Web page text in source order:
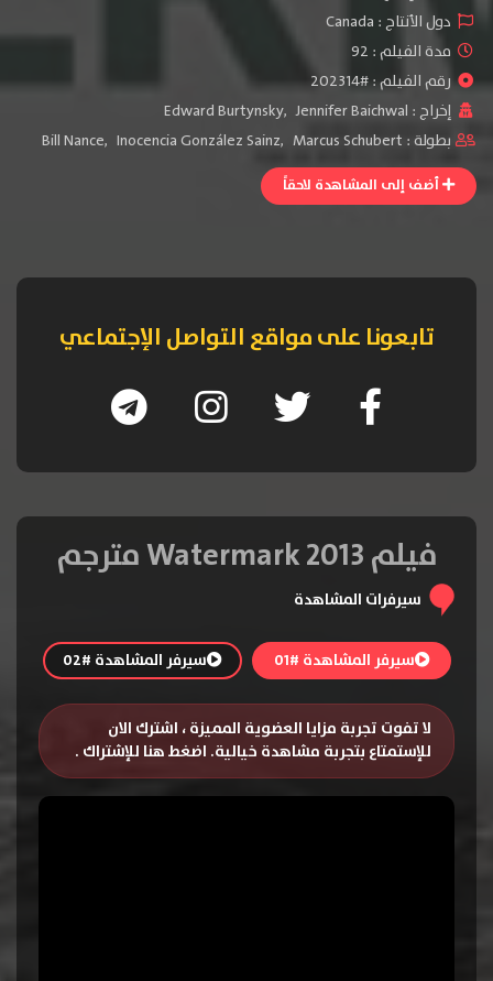
دول الأنتاج : Canada
مدة الفيلم : 92
رقم الفيلم : #202314
إخراج :
Edward Burtynsky, Jennifer Baichwal
بطولة :
Bill Nance, Inocencia González Sainz, Marcus Schubert
أضف إلى المشاهدة لاحقاً
تابعونا على مواقع التواصل الإجتماعي
فيلم Watermark 2013 مترجم
سيرفرات المشاهدة
سيرفر المشاهدة #01 سيرفر المشاهدة #02
لا تفوت تجربة مزايا العضوية المميزة ، اشترك الان
للإستمتاع بتجربة مشاهدة خيالية. اضغط هنا للإشتراك .